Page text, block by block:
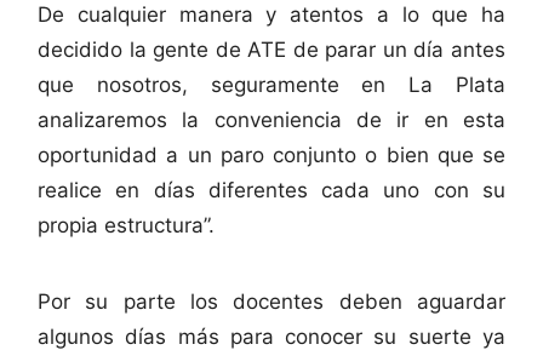
De cualquier manera y atentos a lo que ha
decidido la gente de ATE de parar un día antes
que nosotros, seguramente en La Plata
analizaremos la conveniencia de ir en esta
oportunidad a un paro conjunto o bien que se
realice en días diferentes cada uno con su
propia estructura”.
Por su parte los docentes deben aguardar
algunos días más para conocer su suerte ya